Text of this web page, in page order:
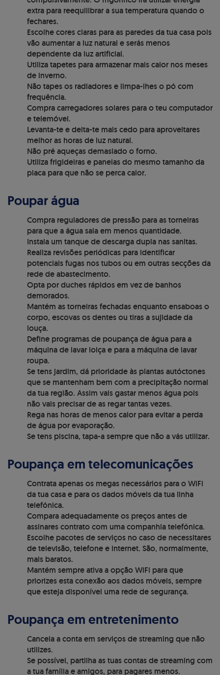
extra para reequilibrar a sua temperatura quando o
fechares.
Escolhe cores claras para as paredes da tua casa pois
vão aumentar a luz natural e serás menos
dependente da luz artificial.
Utiliza tapetes para armazenar mais calor nos meses
de inverno.
Não tapes os radiadores e limpa-lhes o pó com
frequência.
Compra carregadores solares para o teu computador
e telemóvel.
Levanta-te e deita-te mais cedo para aproveitares
melhor as horas de luz natural.
Não pré aqueças demasiado o forno.
Utiliza frigideiras e panelas do mesmo tamanho da
placa para que não se perca calor.
Poupar água
Compra reguladores de pressão para as torneiras
para que a água saia em menos quantidade.
Instala um tanque de descarga dupla nas sanitas.
Realiza revisões periódicas para identificar
potenciais fugas nos tubos ou em outras secções da
rede de abastecimento.
Opta por duches rápidos em vez de banhos
demorados.
Mantém as torneiras fechadas enquanto ensaboas o
corpo, escovas os dentes ou tiras a sujidade da
louça.
Define programas de poupança de água para a
máquina de lavar loiça e para a máquina de lavar
roupa.
Se tens jardim, dá prioridade às plantas autóctones
que se mantenham bem com a precipitação normal
da tua região. Assim vais gastar menos água pois
não vais precisar de as regar tantas vezes.
Rega nas horas de menos calor para evitar a perda
de água por evaporação.
Se tens piscina, tapa-a sempre que não a vás utilizar.
Poupança em telecomunicações
Contrata apenas os megas necessários para o WiFi
da tua casa e para os dados móveis da tua linha
telefónica.
Compara adequadamente os preços antes de
assinares contrato com uma companhia telefónica.
Escolhe pacotes de serviços no caso de necessitares
de televisão, telefone e internet. São, normalmente,
mais baratos.
Mantém sempre ativa a opção WiFi para que
priorizes esta conexão aos dados móveis, sempre
que esteja disponível uma rede de segurança.
Poupança em entretenimento
Cancela a conta em serviços de streaming que não
utilizes.
Se possível, partilha as tuas contas de streaming com
a tua família e amigos, para pagares menos.